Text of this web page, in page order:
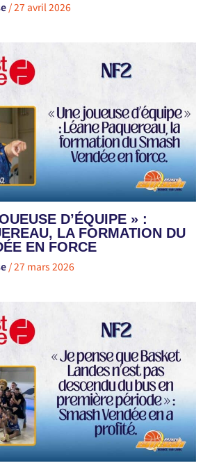
/27 avril 2026
D’ÉQUIPE » :
LA FORMATION DU
EN FORCE
/27 mars 2026